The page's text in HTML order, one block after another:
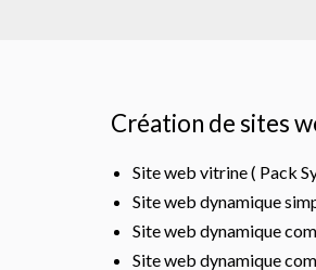
Création de sites
Site web vitrine ( Pack
Site web dynamique
Site web dynamique
Site web dynamique